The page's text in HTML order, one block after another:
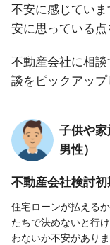
不安に感じてい
安に思っている点
不動産会社に相
談をピックアップ
子供や
男性）
不動産会社検討
住宅ローンが払える
たちで決めないと行
わないか不安がありま